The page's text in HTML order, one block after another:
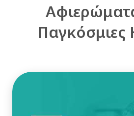
Παγκόσμιες